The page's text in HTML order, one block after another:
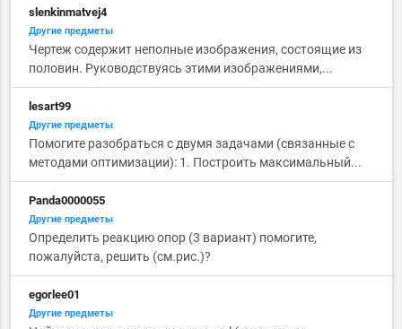
slenkinmatvej4
Другие предметы
Чертеж содержит неполные изображения, состоящие из
половин. Руководствуясь этими изображениями,...
lesart99
Другие предметы
Помогите разобраться с двумя задачами (связанные с
методами оптимизации): 1. Построить максимальный...
Panda0000055
Другие предметы
Определить реакцию опор (3 вариант) помогите,
пожалуйста, решить (см.рис.)?
egorlee01
Другие предметы